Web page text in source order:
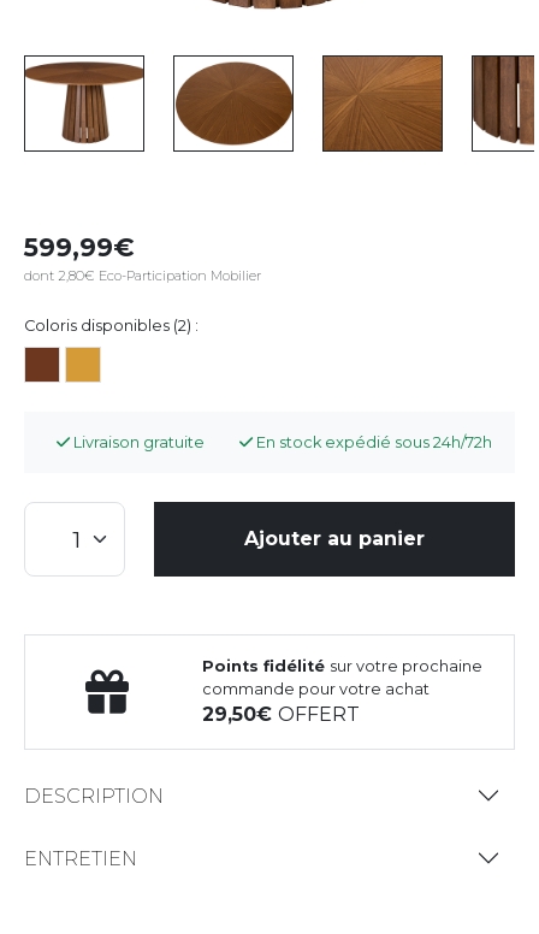
599,99
dont 2,80€ Eco-Participation Mobilier
Coloris disponibles (2) :
Livraison gratuite En stock expédié sous 24h/72h
Ajouter au panier
Points fidélité sur votre prochaine
commande pour votre achat
29,50OFFERT
DESCRIPTION
ENTRETIEN